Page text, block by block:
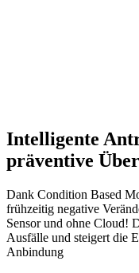
Intelligente
präventive
Dank Condition Based
frühzeitig negative
Sensor und ohne Cloud!
Ausfälle und steigert die
Anbindung